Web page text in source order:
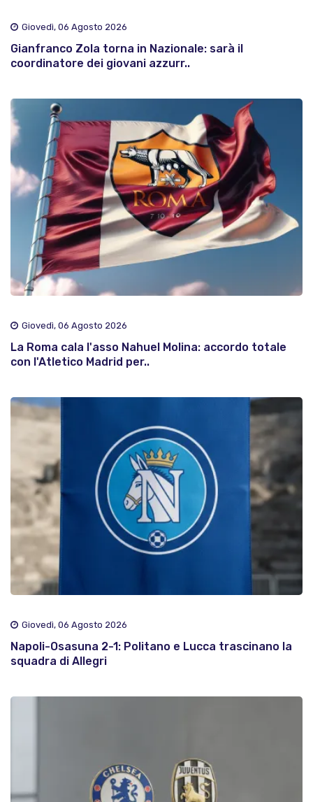
Giovedì, 06 Agosto 2026
Gianfranco Zola torna in Nazionale: sarà il
coordinatore dei giovani azzurr..
Giovedì, 06 Agosto 2026
La Roma cala l'asso Nahuel Molina: accordo totale
con l'Atletico Madrid per..
Giovedì, 06 Agosto 2026
Napoli-Osasuna 2-1: Politano e Lucca trascinano la
squadra di Allegri